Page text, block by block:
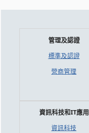
管理及認證
標準及認證
營商管理
資訊科技和IT應用
資訊科技